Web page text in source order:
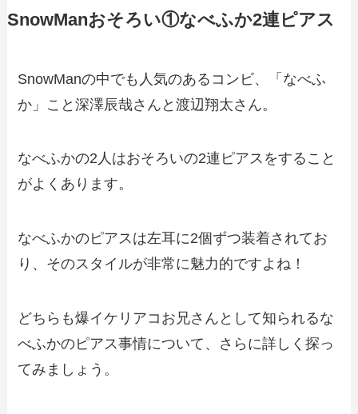
SnowManおそろい①なべふか2連ピアス
SnowManの中でも人気のあるコンビ、「なべふ
か」こと深澤辰哉さんと渡辺翔太さん。
なべふかの2人はおそろいの2連ピアスをすること
がよくあります。
なべふかのピアスは左耳に2個ずつ装着されてお
り、そのスタイルが非常に魅力的ですよね！
どちらも爆イケリアコお兄さんとして知られるな
べふかのピアス事情について、さらに詳しく探っ
てみましょう。